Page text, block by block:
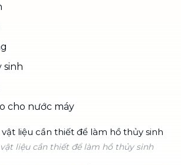
sinh
cho nước máy
liệu cần thiết để làm hồ thủy sinh